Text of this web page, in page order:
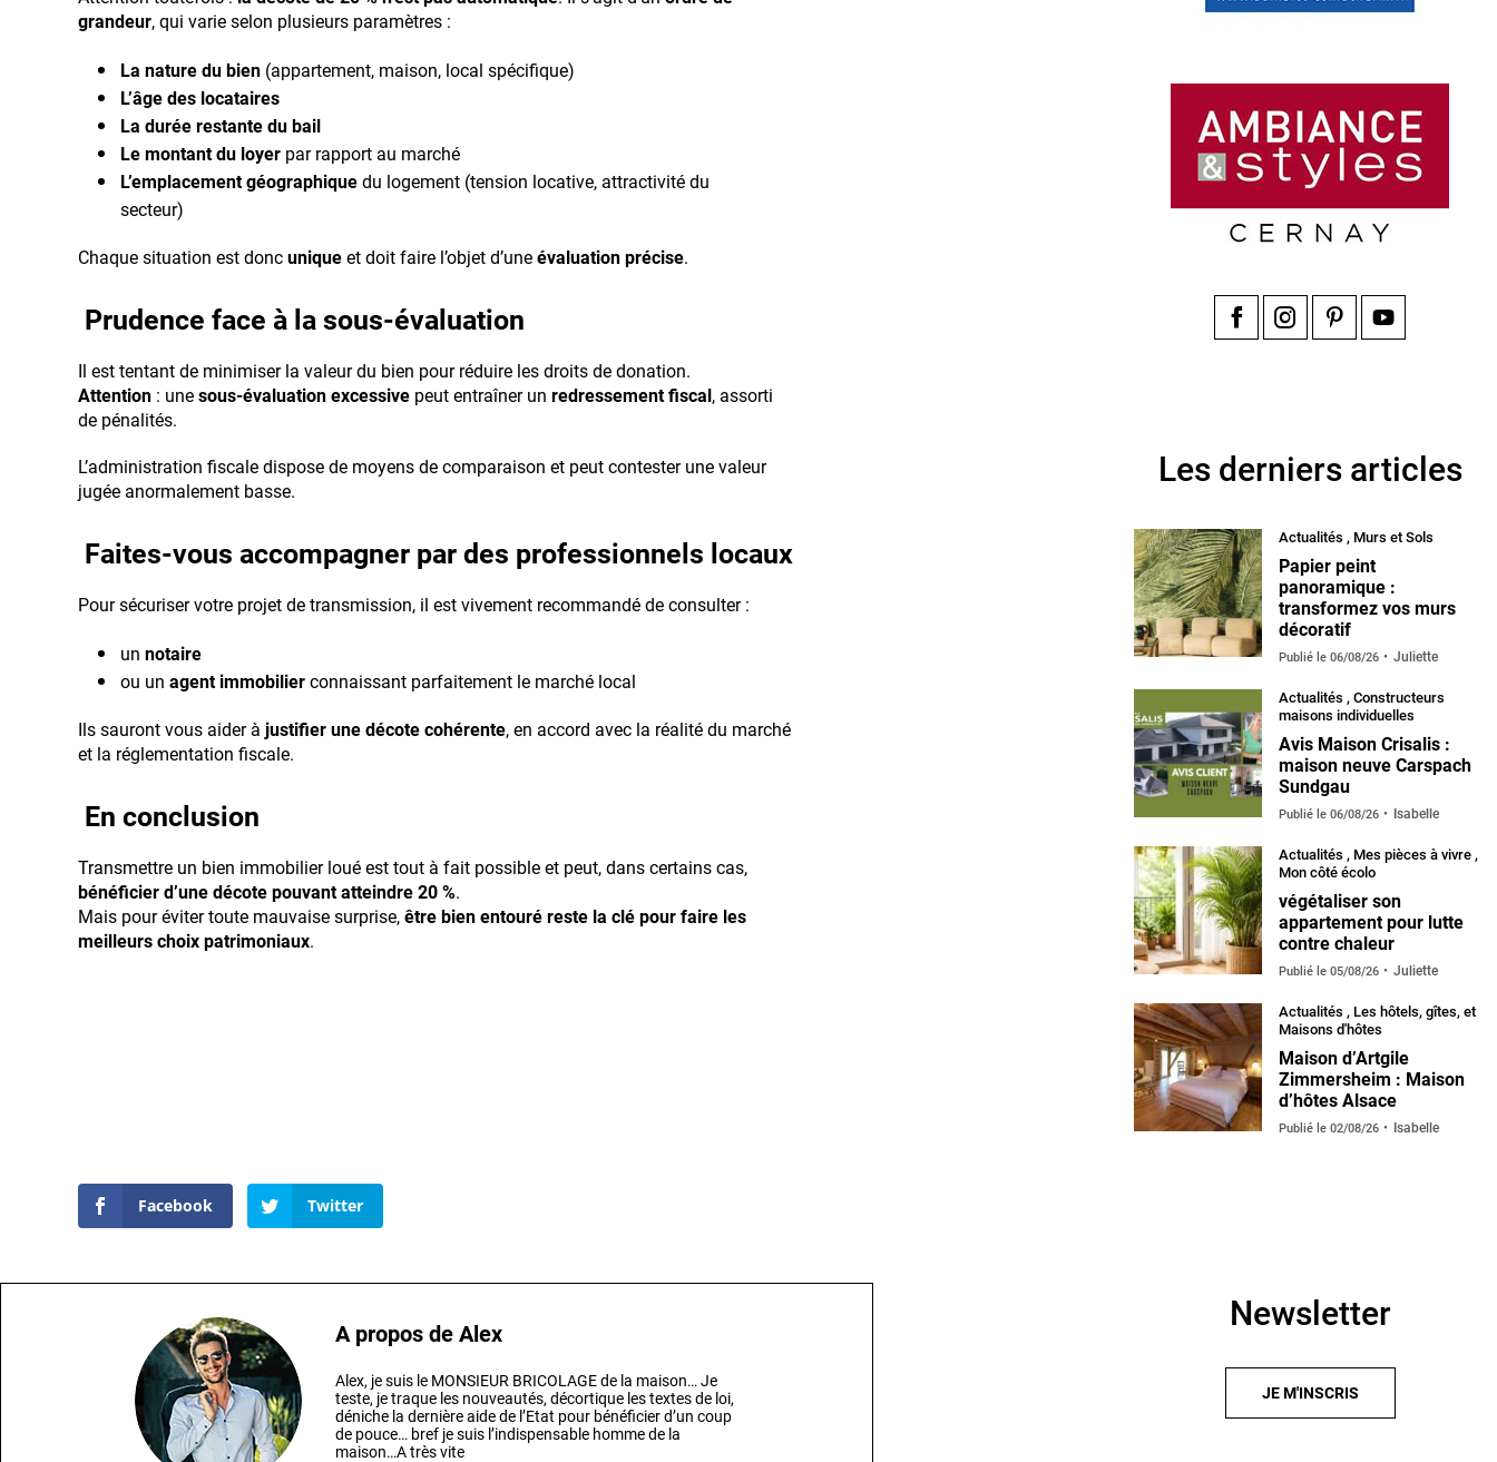
grandeur, qui varie selon plusieurs paramètres :
La nature du bien (appartement, maison, local spécifique)
L’âge des locataires
La durée restante du bail
Le montant du loyer par rapport au marché
L’emplacement géographique du logement (tension locative, attractivité du
secteur)
Chaque situation est donc unique et doit faire l’objet d’une évaluation précise.
Prudence face à la sous-évaluation
Il est tentant de minimiser la valeur du bien pour réduire les droits de donation.
Attention : une sous-évaluation excessive peut entraîner un redressement fiscal, assorti
de pénalités.
L’administration fiscale dispose de moyens de comparaison et peut contester une valeur
jugée anormalement basse.
Faites-vous accompagner par des professionnels locaux
Pour sécuriser votre projet de transmission, il est vivement recommandé de consulter :
un notaire
ou un agent immobilier connaissant parfaitement le marché local
Ils sauront vous aider à justifier une décote cohérente, en accord avec la réalité du marché
et la réglementation fiscale.
En conclusion
Transmettre un bien immobilier loué est tout à fait possible et peut, dans certains cas,
bénéficier d’une décote pouvant atteindre 20 %.
Mais pour éviter toute mauvaise surprise, être bien entouré reste la clé pour faire les
meilleurs choix patrimoniaux.
Facebook Twitter
A propos deAlex
Alex, je suis le MONSIEUR BRICOLAGE de la maison… Je
teste, je traque les nouveautés, décortique les textes de loi,
déniche la dernière aide de l’Etat pour bénéficier d’un coup
de pouce… bref je suis l’indispensable homme de la
maison…A très vite
Les derniers articles
Actualités , Murs et Sols
Papier peint
panoramique :
transformez vos murs
décoratif
Publié le 06/08/26 Juliette
Actualités , Constructeurs
maisons individuelles
Avis Maison Crisalis :
maison neuve Carspach
Sundgau
Publié le 06/08/26 Isabelle
Actualités , Mes pièces à vivre ,
Mon côté écolo
végétaliser son
appartement pour lutte
contre chaleur
Publié le 05/08/26 Juliette
Actualités , Les hôtels, gîtes, et
Maisons d'hôtes
Maison d’Artgile
Zimmersheim : Maison
d’hôtes Alsace
Publié le 02/08/26 Isabelle
Newsletter
JE M'INSCRIS